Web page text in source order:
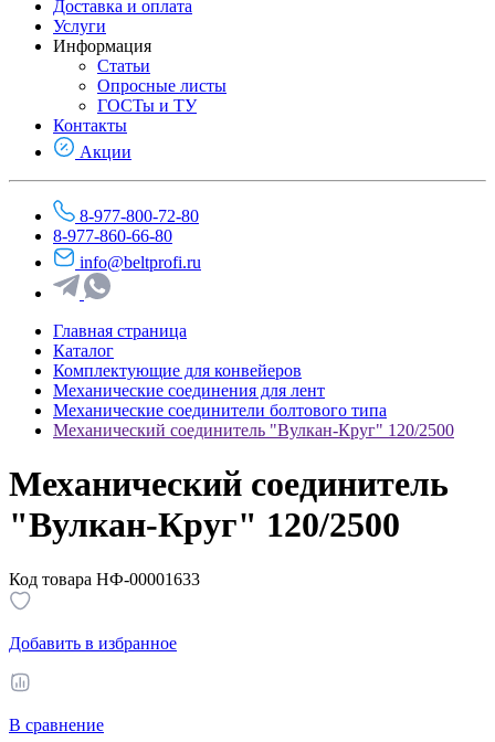
Доставка и оплата
Услуги
Информация
Статьи
Опросные листы
ГОСТы и ТУ
Контакты
Акции
8-977-800-72-80
8-977-860-66-80
info@beltprofi.ru
Главная страница
Каталог
Комплектующие для конвейеров
Механические соединения для лент
Механические соединители болтового типа
Механический соединитель "Вулкан-Круг" 120/2500
Механический соединитель
"Вулкан-Круг" 120/2500
Код товара НФ-00001633
Добавить в избранное
В сравнение